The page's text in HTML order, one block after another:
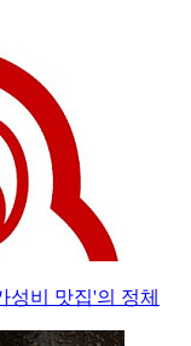
성비 맛집'의 정체